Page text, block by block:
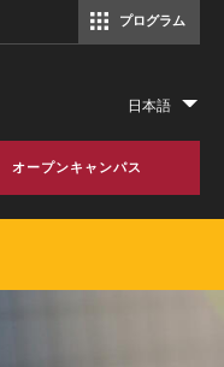
プログラム
日本語
オープンキャンパス